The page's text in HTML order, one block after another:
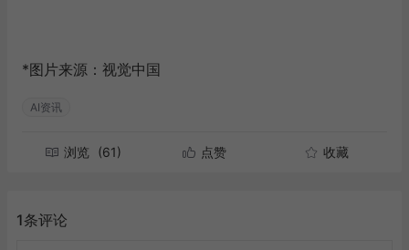
*图片来源： 视觉中国
AI资讯
浏览 (61) 点赞 收藏
1条评论